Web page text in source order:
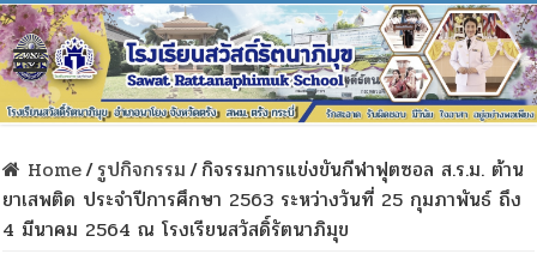
Home/รูปกิจกรรม/กิจรรมการแข่งขันกีฬาฟุตซอล ส.ร.ม. ต้าน
ยาเสพติด ประจำปีการศึกษา 2563 ระหว่างวันที่ 25 กุมภาพันธ์ ถึง
4 มีนาคม 2564 ณ โรงเรียนสวัสดิ์รัตนาภิมุข